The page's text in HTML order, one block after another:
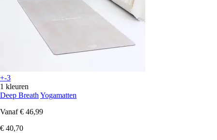
+-3
1 kleuren
Deep Breath Yogamatten
Vanaf € 46,99
€ 40,70